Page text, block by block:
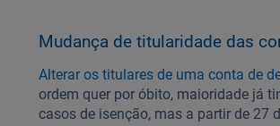
Mudança de titularidade das
Alterar os titulares de uma conta de
ordem quer por óbito, maioridade já
casos de isenção, mas a partir de 27